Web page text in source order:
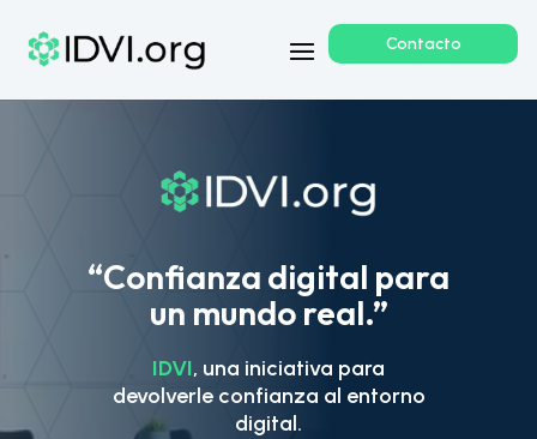
Contacto
“Confianza digital para
un mundo real.”
IDVI, una iniciativa para
devolverle confianza al entorno
digital.